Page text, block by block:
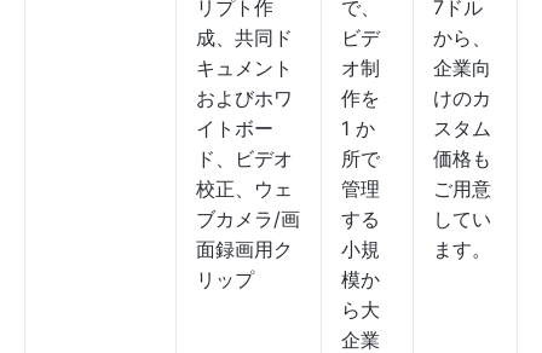
リプト作
成、共同ド
キュメント
およびホワ
イトボー
ド、ビデオ
校正、ウェ
ブカメラ/画
面録画用ク
リップ
で、
ビデ
オ制
作を
1 か
所で
管理
する
小規
模か
ら大
企業
7ドル
から、
企業向
けのカ
スタム
価格も
ご用意
してい
ます。